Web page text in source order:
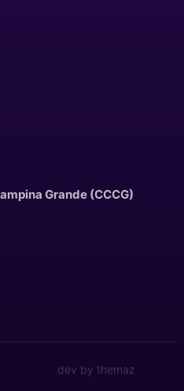
Grande (CCCG)
dev by themaz